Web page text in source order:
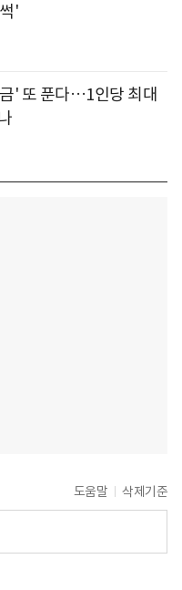
'
' 또 푼다…1인당 최대
도움말 삭제기준